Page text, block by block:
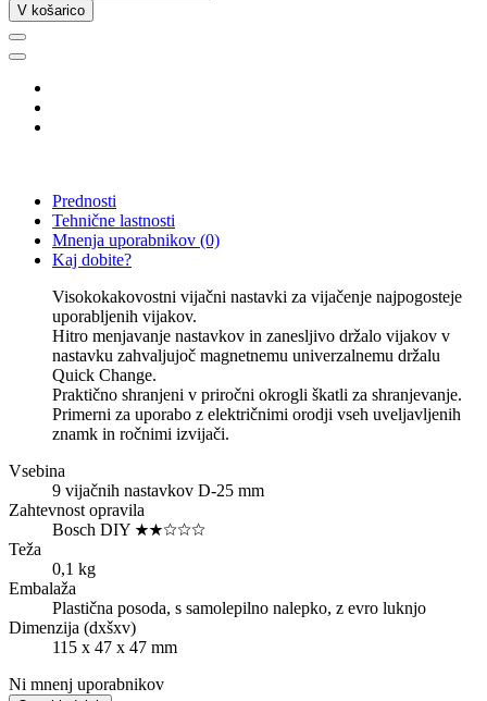
V košarico
Prednosti
Tehnične lastnosti
Mnenja uporabnikov (0)
Kaj dobite?
Visokokakovostni vijačni nastavki za vijačenje najpogosteje
uporabljenih vijakov.
Hitro menjavanje nastavkov in zanesljivo držalo vijakov v
nastavku zahvaljujoč magnetnemu univerzalnemu držalu
Quick Change.
Praktično shranjeni v priročni okrogli škatli za shranjevanje.
Primerni za uporabo z električnimi orodji vseh uveljavljenih
znamk in ročnimi izvijači.
Vsebina
9 vijačnih nastavkov D-25 mm
Zahtevnost opravila
Bosch DIY ★★☆☆☆
Teža
0,1 kg
Embalaža
Plastična posoda, s samolepilno nalepko, z evro luknjo
Dimenzija (dxšxv)
115 x 47 x 47 mm
Ni mnenj uporabnikov